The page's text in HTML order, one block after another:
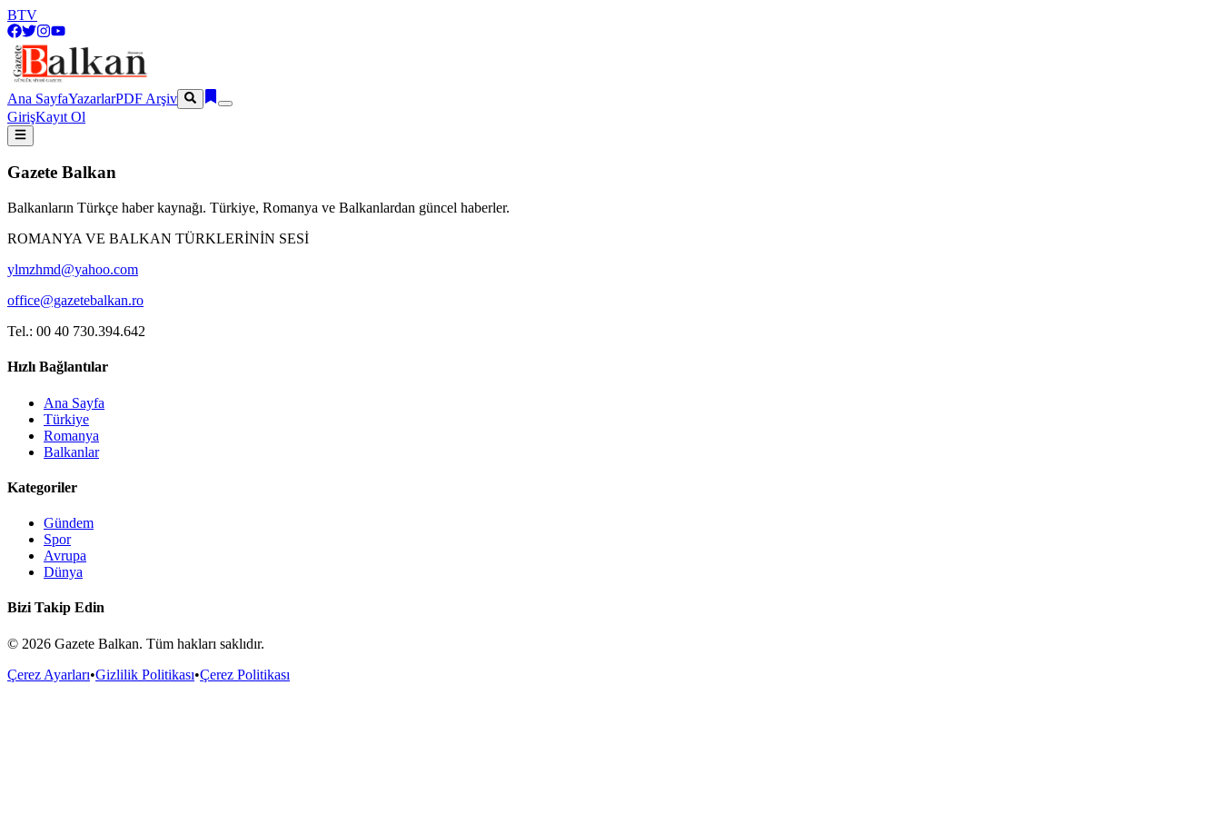
BTV
Ana SayfaYazarlarPDF Arşiv
GirişKayıt Ol
Gazete Balkan
Balkanların Türkçe haber kaynağı. Türkiye, Romanya ve Balkanlardan güncel haberler.
ROMANYA VE BALKAN TÜRKLERİNİN SESİ
ylmzhmd@yahoo.com
office@gazetebalkan.ro
Tel.: 00 40 730.394.642
Hızlı Bağlantılar
Ana Sayfa
Türkiye
Romanya
Balkanlar
Kategoriler
Gündem
Spor
Avrupa
Dünya
Bizi Takip Edin
© 2026 Gazete Balkan. Tüm hakları saklıdır.
Çerez Ayarları•Gizlilik Politikası•Çerez Politikası